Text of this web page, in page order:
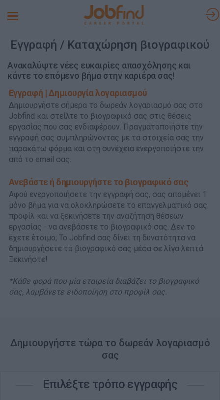
Toggle
Εγγραφή / Καταχώρηση βιογραφικού
Ανακαλύψτε νέες ευκαιρίες απασχόλησης και
κάντε το επόμενο βήμα στην καριέρα σας!
Εγγραφή | Δημιουργία λογαριασμού
Δημιουργήστε σήμερα το δωρεάν λογαριασμό σας στο
Jobfind και στείλτε το βιογραφικό σας στις θέσεις
εργασίας που σας ενδιαφέρουν. Πραγματοποιήστε την
εγγραφή σας συμπληρώνοντας με τα στοιχεία σας την
παρακάτω φόρμα και στη συνέχεια ενεργοποιήστε την
από το email σας.
Ανεβάστε ή δημιουργήστε το βιογραφικό σας
Αφού ενεργοποιήσετε την εγγραφή σας, σας απομένει 1
μόνο βήμα για να ολοκληρώσετε το επαγγελματικό σας
προφίλ και να ξεκινήσετε την αναζήτηση θέσεων
εργασίας - να ανεβάσετε το βιογραφικό σας. Δεν το
έχετε έτοιμο; Το Jobfind σας δίνει τη δυνατότητα να
δημιουργήσετε το βιογραφικό σας μέσα σε λίγα λεπτά.
Ξεκινήστε!
*Κάθε φορά που μία εταιρεία διαβάζει το βιογραφικό
σας, λαμβάνετε ειδοποίηση στο προφίλ σας.
Δημιουργήστε τώρα το δωρεάν λογαριασμό
σας
Επιλέξτε τρόπο εγγραφής